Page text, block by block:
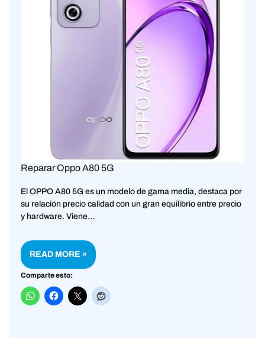
Reparar Oppo A80 5G
El OPPO A80 5G es un modelo de gama media, destaca por
su relación precio calidad con un gran equilibrio entre precio
y hardware. Viene…
READ MORE »
Comparte esto: